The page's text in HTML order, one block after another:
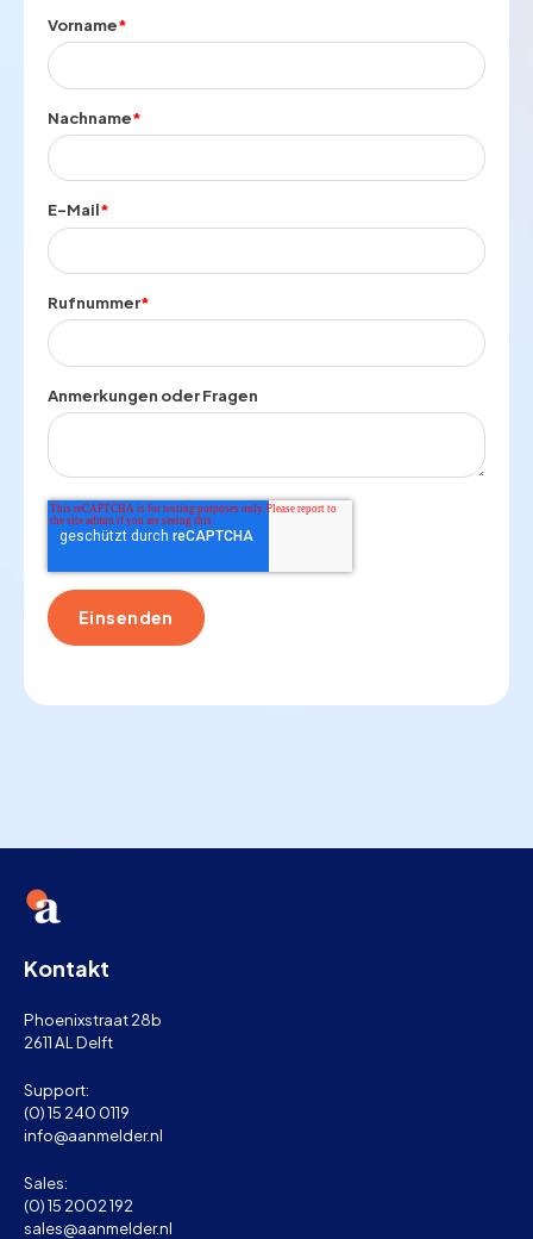
Vorname*
Nachname*
E-Mail*
Rufnummer*
Anmerkungen oder Fragen
Kontakt
Phoenixstraat 28b
2611 AL Delft
Support:
(0) 15 240 0119
info@aanmelder.nl
Sales:
(0) 15 2002 192
sales@aanmelder.nl